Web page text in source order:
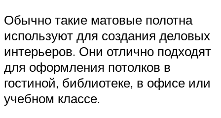
Обычно такие матовые полотна
используют для создания деловых
интерьеров. Они отлично подходят
для оформления потолков в
гостиной, библиотеке, в офисе или
учебном классе.